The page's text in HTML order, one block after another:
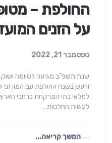
החולפת –
על הזנים
ספטמבר 21, 2022
שנת תשפ”ב מגיעה לסיומה
ורעש בשנה החולפת עם המון זני
למלאי בתי המרקחת ברחבי
לעשות החלטות…
המשך קריאה...